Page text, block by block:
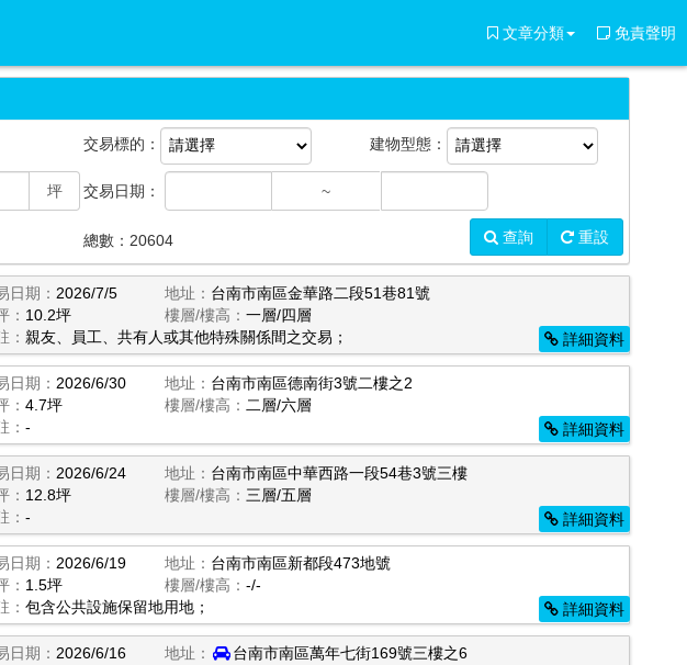
文章分類 免責聲明
交易標的： 建物型態：
坪 交易日期： ~
總數： 20604 查詢 重設
日期： 2026/7/5 地址： 台南市南區金華路二段51巷81號
： 10.2坪 樓層/樓高： 一層/四層
： 親友、員工、共有人或其他特殊關係間之交易； 詳細資料
日期： 2026/6/30 地址： 台南市南區德南街3號二樓之2
： 4.7坪 樓層/樓高： 二層/六層
： - 詳細資料
日期： 2026/6/24 地址： 台南市南區中華西路一段54巷3號三樓
： 12.8坪 樓層/樓高： 三層/五層
： - 詳細資料
日期： 2026/6/19 地址： 台南市南區新都段473地號
： 1.5坪 樓層/樓高： -/-
： 包含公共設施保留地用地； 詳細資料
日期： 2026/6/16 地址：
台南市南區萬年七街169號三樓之6